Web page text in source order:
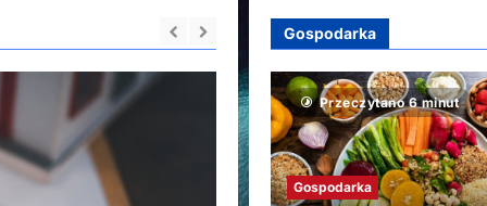
Przeczytano 6 minut
Gospodarka
Przeczytano 6 minut
Gospodarka